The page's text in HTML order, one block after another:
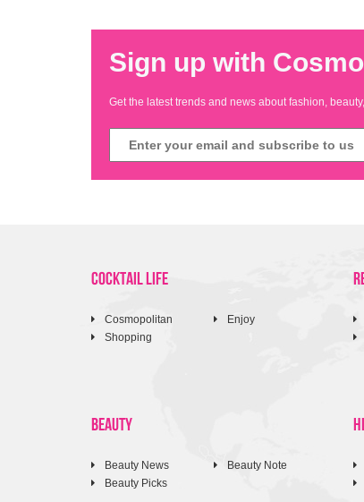
Sign up with
Get the latest trends and news about fashion,
COCKTAIL LIFE
Cosmopolitan
Shopping
Enjoy
BEAUTY
Beauty News
Beauty Picks
Beauty Note